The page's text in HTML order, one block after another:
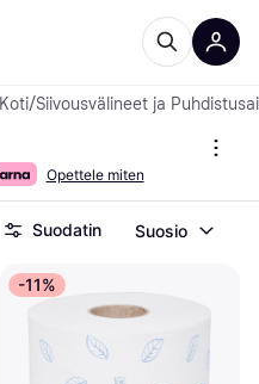
Koti/Siivousvälineet ja
Opettele miten
Suodatin Suosio
-11%